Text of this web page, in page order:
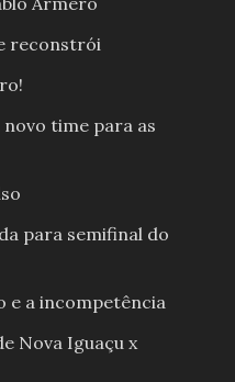
reconstrói
novo time para as
para semifinal do
e a incompetência
Nova Iguaçu x